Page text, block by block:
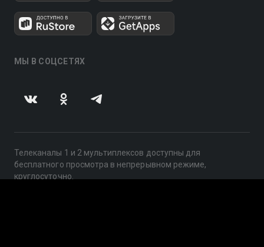
МЫ В СОЦСЕТЯХ
Телеканалы 1 и 2 мультиплексов доступны для
бесплатного просмотра в непрерывном режиме,
круглосуточно.